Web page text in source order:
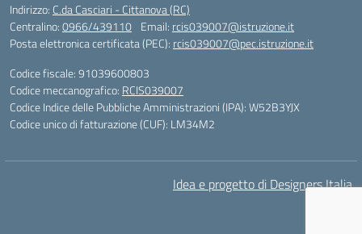
Indirizzo: C.da Casciari - Cittanova (RC)
Centralino:0966/439110 Email: rcis039007@istruzione.it
Posta elettronica certificata (PEC): rcis039007@pec.istruzione.it
Codice fiscale: 91039600803
Codice meccanografico: RCIS039007
Codice Indice delle Pubbliche Amministrazioni (IPA): W52B3YJX
Codice unico di fatturazione (CUF): LM34M2
Idea e progetto di Designers Italia